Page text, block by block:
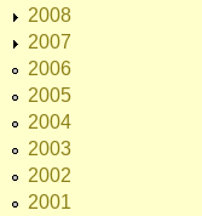
2008
2007
2006
2005
2004
2003
2002
2001